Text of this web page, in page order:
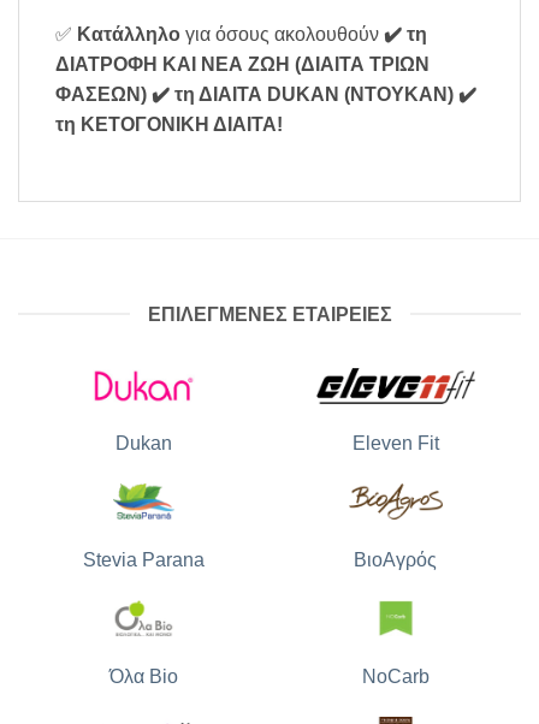
✅ Κατάλληλο για όσους ακολουθούν ✔️ τη
ΔΙΑΤΡΟΦΗ ΚΑΙ ΝΕΑ ΖΩΗ (ΔΙΑΙΤΑ ΤΡΙΩΝ
ΦΑΣΕΩΝ) ✔️ τη ΔΙΑΙΤΑ DUKAN (ΝΤΟΥΚΑΝ) ✔️
τη ΚΕΤΟΓΟΝΙΚΗ ΔΙΑΙΤΑ!
ΕΠΙΛΕΓΜΕΝΕΣ ΕΤΑΙΡΕΙΕΣ
Dukan Eleven Fit
Stevia Parana ΒιοΑγρός
Όλα Bio NoCarb